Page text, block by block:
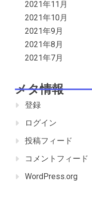
2021年11月
2021年10月
2021年9月
2021年8月
2021年7月
メタ情報
登録
ログイン
投稿フィード
コメントフィード
WordPress.org